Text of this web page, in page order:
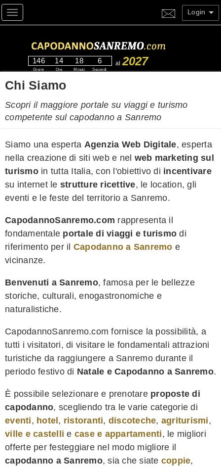
Toggle navigation Login
146
Giorni
14
Ore
18
Minuti
5
Secondi
al 2027
Chi Siamo
Scopri il maggiore portale su viaggi e turismo
competente sul capodanno a Sanremo
Siamo una esperta Agenzia Web Digitale, esperta
nella creazione di siti web e nel web marketing sul
turismoin tutta Italia, con l'obiettivo di incentivare
su internet le strutture ricettive, le location, gli
eventi e le feste del territorio a Sanremo.
CapodannoSanremo.com rappresenta il
fondamentale portale di viaggi e turismo di
riferimento per il Capodanno a Sanremo e
vicinanze.
Benvenuti a Sanremo, famosa per le bellezze
storiche, culturali, enogastronomiche e
naturalistiche.
CapodannoSanremo.com fornisce la possibilità, a
tutti i visitatori, di visitare le fondamentali attrazioni
turistiche da raggiungere a Sanremo durante il
periodo festivo di Natale e Capodanno a Sanremo.
È possibile selezionare e prenotare proposte di
capodanno, scegliendo tra le varie categorie di
eventi, hotel, ristoranti, discoteche, agriturismi,
ville e castelli e case e appartamenti, le migliori
offerte per festeggiare nel modo migliore il
capodanno a Sanremo, sia che siate coppie,